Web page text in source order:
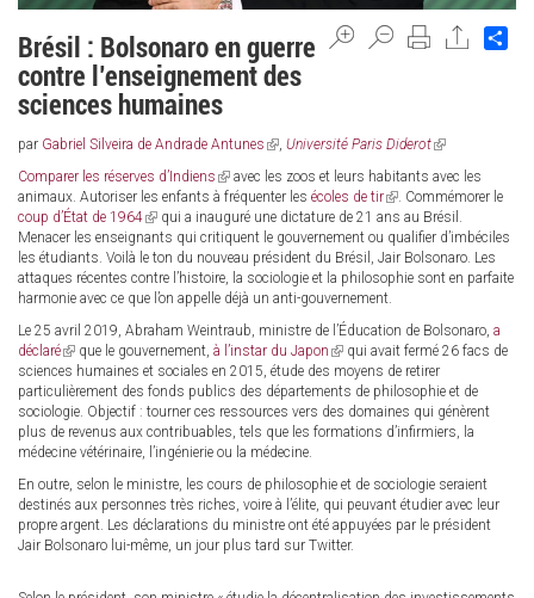
Brésil : Bolsonaro en guerre
contre l’enseignement des
sciences humaines
par Gabriel Silveira de Andrade Antunes (link
external)
, Université Paris Diderot(link
external)
Comparer les réserves d’Indiens (link
is
external)
avec les zoos et leurs habitants avec les
animaux. Autoriser les enfants à fréquenter les écoles de tir(link
is
external)
. Commémorer le
coup d’État de 1964(link
is
external)
qui a inauguré une dictature de 21 ans au Brésil.
Menacer les enseignants qui critiquent le gouvernement ou qualifier d’imbéciles
les étudiants. Voilà le ton du nouveau président du Brésil, Jair Bolsonaro. Les
attaques récentes contre l’histoire, la sociologie et la philosophie sont en parfaite
harmonie avec ce que l’on appelle déjà un anti-gouvernement.
Le 25 avril 2019, Abraham Weintraub, ministre de l’Éducation de Bolsonaro, a
déclaré(link
is
external)
que le gouvernement, à l’instar du Japon (link
is
external)
qui avait fermé 26 facs de
sciences humaines et sociales en 2015, étude des moyens de retirer
particulièrement des fonds publics des départements de philosophie et de
sociologie. Objectif : tourner ces ressources vers des domaines qui génèrent
plus de revenus aux contribuables, tels que les formations d’infirmiers, la
médecine vétérinaire, l’ingénierie ou la médecine.
En outre, selon le ministre, les cours de philosophie et de sociologie seraient
destinés aux personnes très riches, voire à l’élite, qui peuvant étudier avec leur
propre argent. Les déclarations du ministre ont été appuyées par le président
Jair Bolsonaro lui-même, un jour plus tard sur Twitter.